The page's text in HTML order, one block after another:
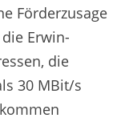
Förderzusage
Erwin-
die
30 MBit/s